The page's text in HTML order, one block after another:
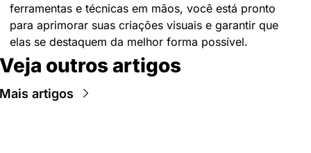
ferramentas e técnicas em mãos, você está pronto
para aprimorar suas criações visuais e garantir que
elas se destaquem da melhor forma possível.
Veja outros artigos
Mais artigos